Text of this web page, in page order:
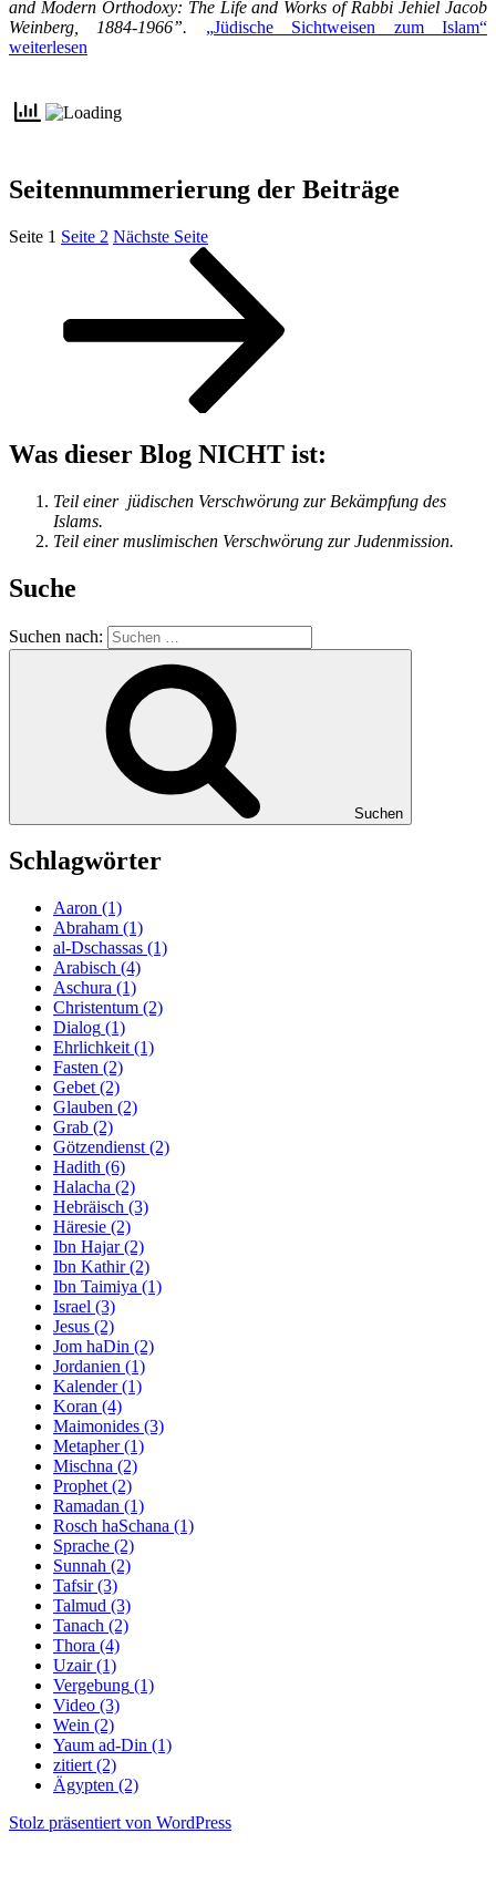
and Modern Orthodoxy: The Life and Works of Rabbi Jehiel Jacob
Weinberg, 1884-1966”.
„Jüdische Sichtweisen zum Islam“
weiterlesen
Seitennummerierung der Beiträge
Seite 1 Seite 2 Nächste Seite
Was dieser Blog NICHT ist:
Teil einer jüdischen Verschwörung zur Bekämpfung des
Islams.
Teil einer muslimischen Verschwörung zur Judenmission.
Suche
Suchen nach:
Suchen
Schlagwörter
Aaron (1)
Abraham (1)
al-Dschassas (1)
Arabisch (4)
Aschura (1)
Christentum (2)
Dialog (1)
Ehrlichkeit (1)
Fasten (2)
Gebet (2)
Glauben (2)
Grab (2)
Götzendienst (2)
Hadith (6)
Halacha (2)
Hebräisch (3)
Häresie (2)
Ibn Hajar(2)
Ibn Kathir(2)
Ibn Taimiya (1)
Israel (3)
Jesus (2)
Jom haDin (2)
Jordanien (1)
Kalender(1)
Koran (4)
Maimonides (3)
Metapher(1)
Mischna (2)
Prophet (2)
Ramadan (1)
Rosch haSchana (1)
Sprache (2)
Sunnah (2)
Tafsir(3)
Talmud (3)
Tanach (2)
Thora (4)
Uzair(1)
Vergebung (1)
Video (3)
Wein (2)
Yaum ad-Din (1)
zitiert (2)
Ägypten (2)
Stolz präsentiert von WordPress